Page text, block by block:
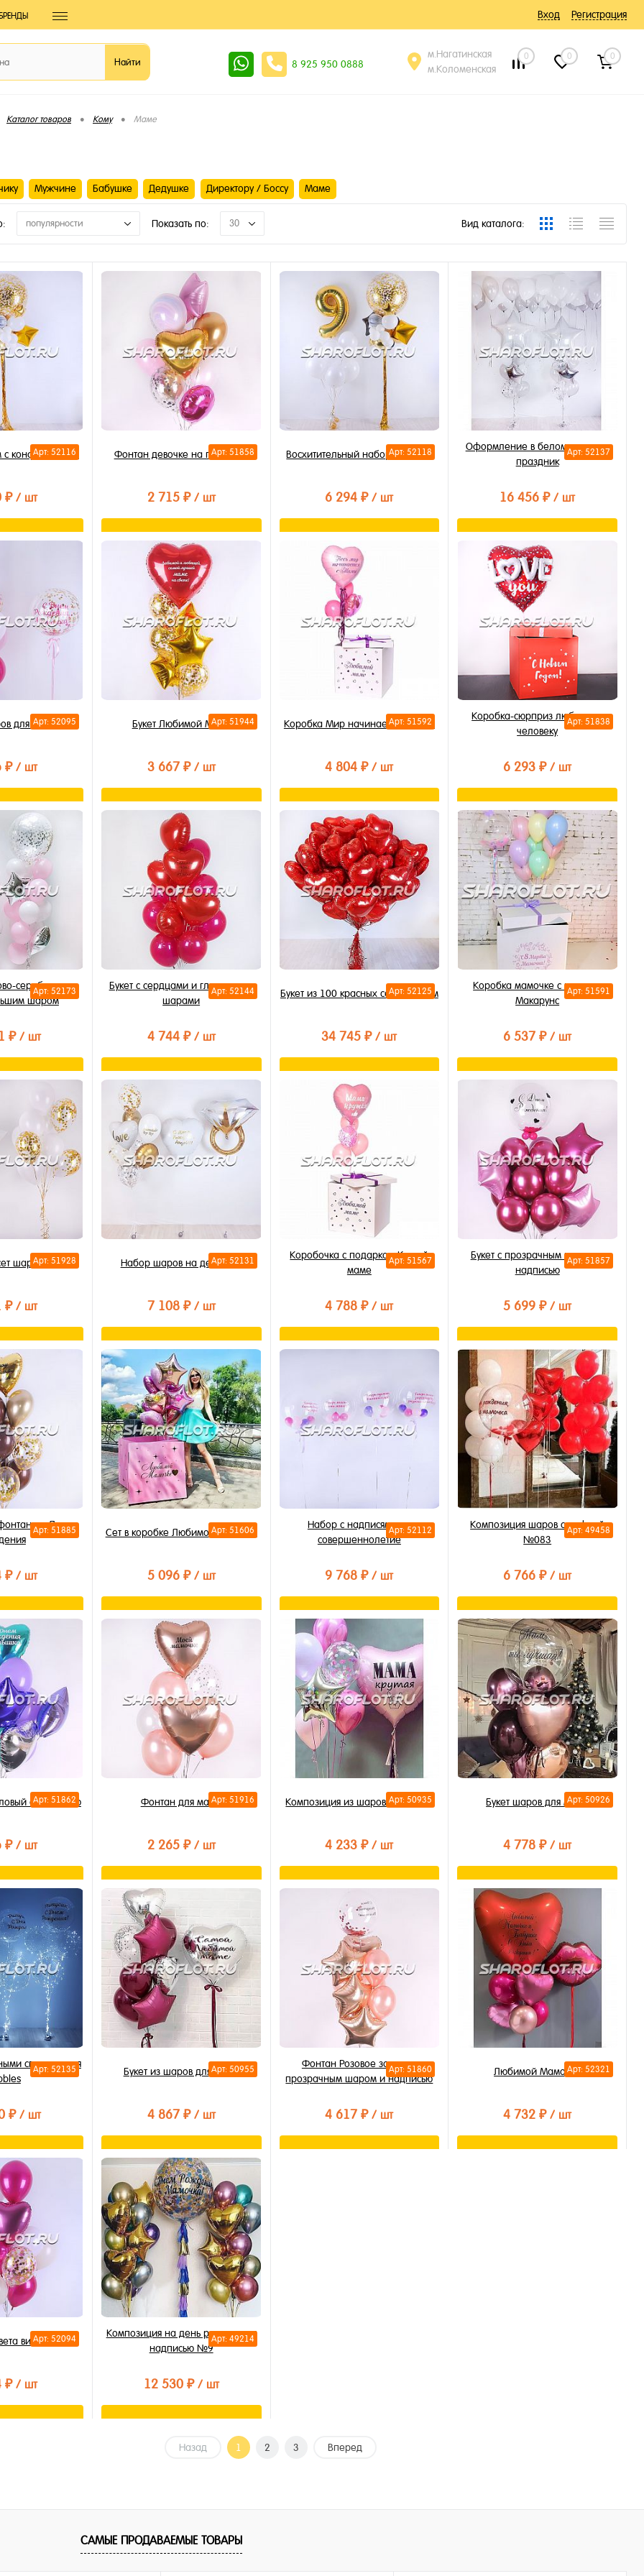
БРЕНДЫ Вход Регистрация
8 925 950 0888
м.Нагатинская
м.Коломенская
0 0 0
Каталог товаров • Кому • Маме
Мужчине Бабушке Дедушке Директору / Боссу Маме
популярности Показать по: 30 Вид каталога:
Арт: 52116
с конфетти 80см
₽ / шт
Арт: 51858
Фонтан девочке на праздник
2 715 ₽ / шт
В корзину
Купить в 1 клик
В избранное
В наличии
Арт: 52118
Восхитительный набор на 9 лет
6 294 ₽/ шт
Купить в 1 клик
В избранное
В наличии
Арт: 52137
Оформление в белом цвете на
праздник
16 456 ₽/ шт
Купить в 1 клик
В избранное
В наличии
Арт: 52095
для мамы
₽ / шт
Арт: 51944
Букет Любимой Маме
3 667 ₽ / шт
В корзину
Купить в 1 клик
В избранное
В наличии
Арт: 51592
Коробка Мир начинается с мамы
4 804 ₽/ шт
В корзину
Купить в 1 клик
В избранное
В наличии
Арт: 51838
Коробка-сюрприз любимому
человеку
6 293 ₽/ шт
В корзину
Купить в 1 клик
В избранное
В наличии
Арт: 52173
серебрянном
шаром
₽ / шт
Арт: 52144
Букет с сердцами и глянцевыми
шарами
4 744 ₽ / шт
В корзину
Купить в 1 клик
В избранное
В наличии
Арт: 52125
Букет из 100 красных сердец 40см
34 745 ₽/ шт
Купить в 1 клик
В избранное
В наличии
Арт: 51591
Коробка мамочке с шарами
Макарунс
6 537 ₽/ шт
В корзину
Купить в 1 клик
В избранное
В наличии
Арт: 51928
шаров
₽ / шт
Арт: 52131
Набор шаров на девичник
7 108 ₽ / шт
В корзину
Купить в 1 клик
В избранное
В наличии
Арт: 51567
Коробочка с подарком Крутой
маме
4 788 ₽/ шт
В корзину
В избранное
В наличии
Арт: 51857
Букет с прозрачным шаром и
надписью
5 699 ₽/ шт
В корзину
Купить в 1 клик
В избранное
В наличии
Арт: 51885
на День
₽ / шт
Арт: 51606
Сет в коробке Любимой мамочке
5 096 ₽ / шт
В корзину
Купить в 1 клик
В избранное
В наличии
Арт: 52112
Набор с надписями на
совершеннолетие
9 768 ₽/ шт
В корзину
Купить в 1 клик
В избранное
В наличии
Арт: 49458
Композиция шаров с цифрой
№083
6 766 ₽/ шт
В корзину
Купить в 1 клик
В избранное
В наличии
Арт: 51862
с надписью
₽ / шт
Арт: 51916
Фонтан для мамы
2 265 ₽ / шт
Подписаться
Купить в 1 клик
В избранное
Недоступно
Арт: 50935
Композиция из шаров для мамы
4 233 ₽/ шт
В корзину
Купить в 1 клик
В избранное
В наличии
Арт: 50926
Букет шаров для мамы
4 778 ₽/ шт
В корзину
Купить в 1 клик
В избранное
В наличии
Арт: 52135
светящимися
₽ / шт
Арт: 50955
Букет из шаров для мамы
4 867 ₽ / шт
В корзину
Купить в 1 клик
В избранное
В наличии
Арт: 51860
Фонтан Розовое золото с
прозрачным шаром и надписью
4 617 ₽/ шт
Арт: 52321
Любимой Мамочке
4 732 ₽/ шт
Арт: 52094
вишни
₽ / шт
Арт: 49214
Композиция на день рождения с
надписью №9
12 530 ₽ / шт
Назад 1 2 3 Вперед
САМЫЕ ПРОДАВАЕМЫЕ ТОВАРЫ